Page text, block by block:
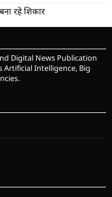
रहे शिकार
Digital News Publication
Artificial Intelligence, Big